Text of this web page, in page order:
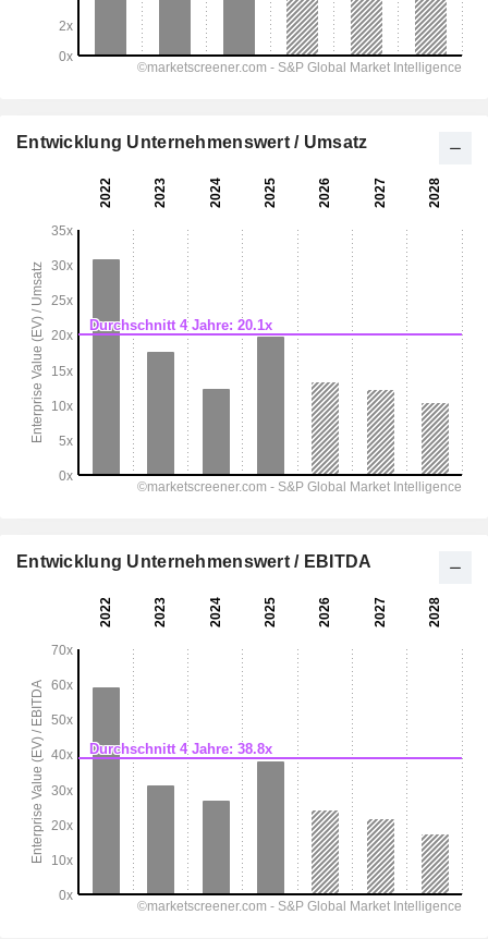
Entwicklung Unternehmenswert / Umsatz
Entwicklung Unternehmenswert / EBITDA